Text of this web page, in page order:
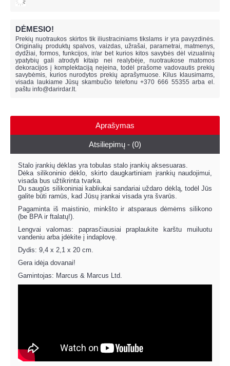
DĖMESIO!
Prekių nuotraukos skirtos tik iliustraciniams tikslams ir yra pavyzdinės.
Originalių produktų spalvos, vaizdas, užrašai, parametrai, matmenys,
dydžiai, formos, funkcijos, ir/ar bet kurios kitos savybės dėl vizualinių
ypatybių gali atrodyti kitaip nei realybėje, nuotraukose matomos
dekoracijos į komplektaciją neįeina, todėl prašome vadovautis prekių
savybėmis, kurios nurodytos prekių aprašymuose. Kilus klausimams,
visada laukiame Jūsų skambučio telefonu +370 666 55355 arba el.
paštu info@darirdar.lt.
Aprašymas
Atsiliepimų - (0)
Stalo įrankių dėklas yra tobulas stalo įrankių aksesuaras.
Dėka silikoninio dėklo, skirto daugkartiniam įrankių naudojimui,
visada bus užtikrinta tvarka.
Du saugūs silikoniniai kabliukai sandariai uždaro dėklą, todėl Jūs
galite būti ramūs, kad Jūsų įrankai visada yra švarūs.
Pagaminta iš maistinio, minkšto ir atsparaus dėmėms silikono
(be BPA ir ftalatų!).
Lengvai valomas: paprasčiausiai praplaukite karštu muiluotu
vandeniu arba įdėkite į indaplovę.
Dydis: 9,4 x 2,1 x 20 cm.
Gera idėja dovanai!
Gamintojas: Marcus & Marcus Ltd.